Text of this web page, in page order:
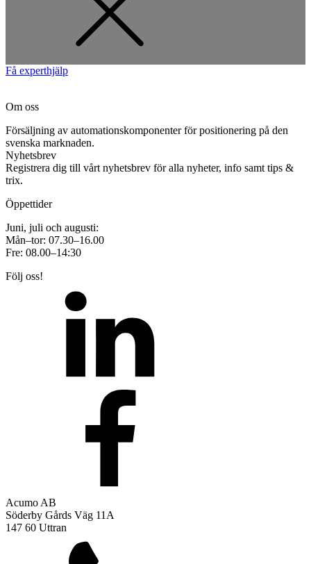
Få experthjälp
Om oss
Försäljning av automationskomponenter för positionering på den
svenska marknaden.
Nyhetsbrev
Registrera dig till vårt nyhetsbrev för alla nyheter, info samt tips &
trix.
Öppettider
Juni, juli och augusti:
Mån–tor: 07.30–16.00
Fre: 08.00–14:30
Följ oss!
Acumo AB
Söderby Gårds Väg 11A
147 60 Uttran